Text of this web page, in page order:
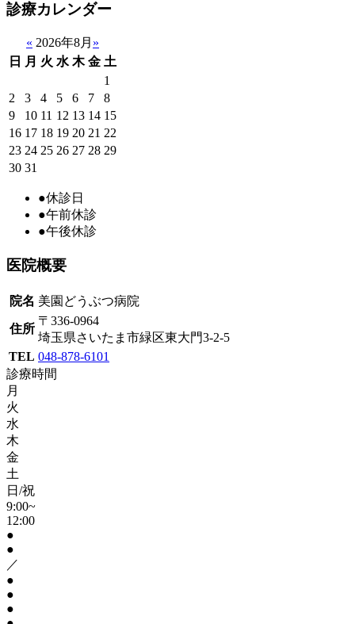
診療カレンダー
« 2026年8月 »
日
月 火 水 木 金 土
1
2
3 4 5 6 7
8
9
10 11 12 13 14 15
16 17 18 19 20 21 22
23 24 25 26 27 28 29
30 31
●休診日
●午前休診
●午後休診
医院概要
院名 美園どうぶつ病院
住所
〒336-0964
埼玉県さいたま市緑区東大門3-2-5
TEL 048-878-6101
診療時間
月
火
水
木
金
土
日/祝
9:00~
12:00
●
●
／
●
●
●